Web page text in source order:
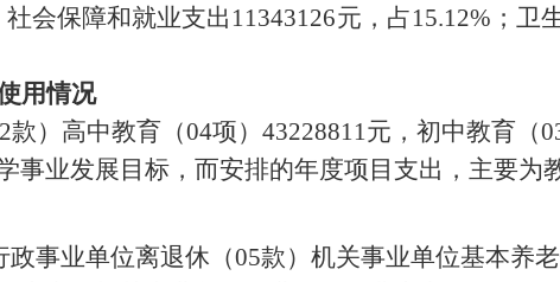
社会保障和就业支出 11343126元，占15.12% ；卫
用情况
款）高中教育（04项） 43228811元，初中教育（
事业发展目标，而安排的年度项目支出，主要为
政事业单位离退休（05款）机关事业单位基本养